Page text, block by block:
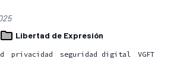
Libertad de Expresión
privacidad seguridad digital VGFT